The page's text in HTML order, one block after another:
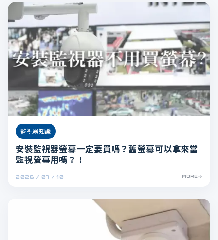
2026 / 07 / 10
監視器知識
安裝監視器螢幕一定要買嗎？舊螢幕可以拿來當
監視螢幕用嗎？！
MORE